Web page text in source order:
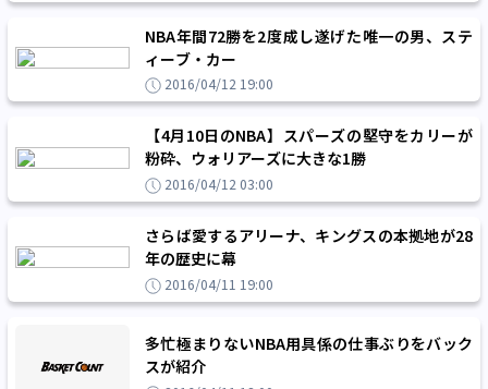
NBA年間72勝を2度成し遂げた唯一の男、ステ
ィーブ・カー
2016/04/12 19:00
【4月10日のNBA】スパーズの堅守をカリーが
粉砕、ウォリアーズに大きな1勝
2016/04/12 03:00
さらば愛するアリーナ、キングスの本拠地が28
年の歴史に幕
2016/04/11 19:00
多忙極まりないNBA用具係の仕事ぶりをバック
スが紹介